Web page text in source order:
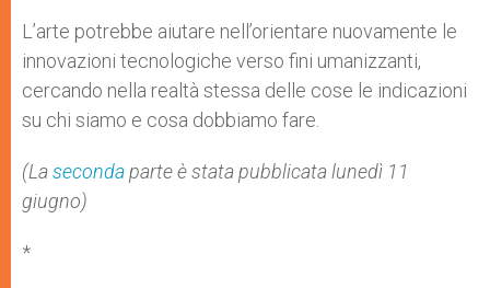
L’arte potrebbe aiutare nell’orientare nuovamente le
innovazioni tecnologiche verso fini umanizzanti,
cercando nella realtà stessa delle cose le indicazioni
su chi siamo e cosa dobbiamo fare.
(Lasecondaparte è stata pubblicata lunedì 11
giugno)
*